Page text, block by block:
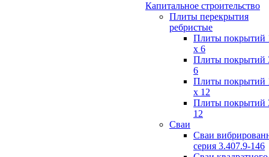
Капитальное строительство
Плиты перекрытия
ребристые
Плиты покрытий
x 6
Плиты покрытий
6
Плиты покрытий
x 12
Плиты покрытий
12
Сваи
Сваи
серия 3.407.9-146